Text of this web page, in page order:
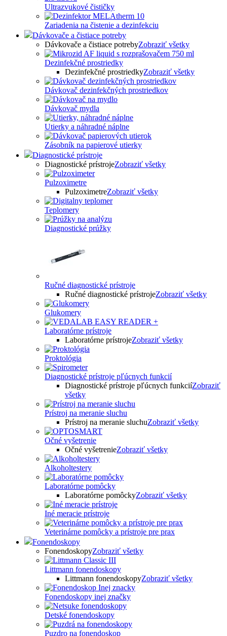
Ultrazvukové čističky
Zariadenia na čistenie a dezinfekciu
Dávkovače a čistiace potreby
Dávkovače a čistiace potrebyZobraziť všetky
Dezinfekčné prostriedky
Dezinfekčné prostriedkyZobraziť všetky
Dávkovač dezinfekčných prostriedkov
Dávkovač mydla
Utierky a náhradné náplne
Zásobník na papierové utierky
Diagnostické prístroje
Diagnostické prístrojeZobraziť všetky
Pulzoximetre
PulzoximetreZobraziť všetky
Teplomery
Diagnostické prúžky
Ručné diagnostické prístroje
Ručné diagnostické prístrojeZobraziť všetky
Glukomery
Laboratórne prístroje
Laboratórne prístrojeZobraziť všetky
Proktológia
Diagnostické prístroje pľúcnych funkcií
Diagnostické prístroje pľúcnych funkciíZobraziť
všetky
Prístroj na meranie sluchu
Prístroj na meranie sluchuZobraziť všetky
Očné vyšetrenie
Očné vyšetrenieZobraziť všetky
Alkoholtestery
Laboratórne pomôcky
Laboratórne pomôckyZobraziť všetky
Iné meracie prístroje
Veterinárne pomôcky a prístroje pre prax
Fonendoskopy
FonendoskopyZobraziť všetky
Littmann fonendoskopy
Littmann fonendoskopyZobraziť všetky
Fonendoskopy inej značky
Detské fonendoskopy
Puzdro na fonendoskop